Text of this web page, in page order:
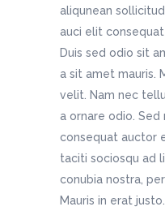
aliqunean
auci elit
Duis sed odio sit
a sit amet mauris.
velit. Nam nec
a ornare odio.
consequat auctor
taciti sociosqu ad
conubia nostra,
Mauris in erat